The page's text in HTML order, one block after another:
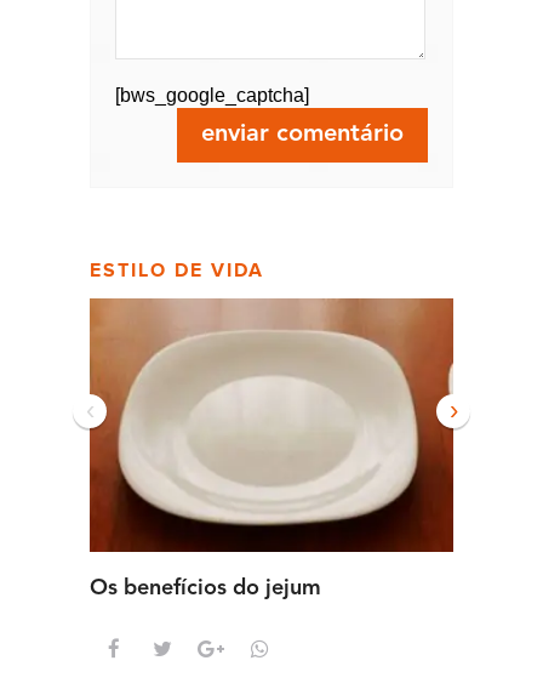
[bws_google_captcha]
ESTILO DE VIDA
Os benefícios do jejum
‹ ›